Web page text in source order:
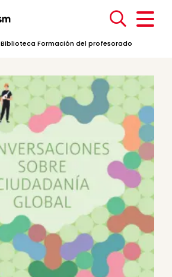
Biblioteca Formación del profesorado